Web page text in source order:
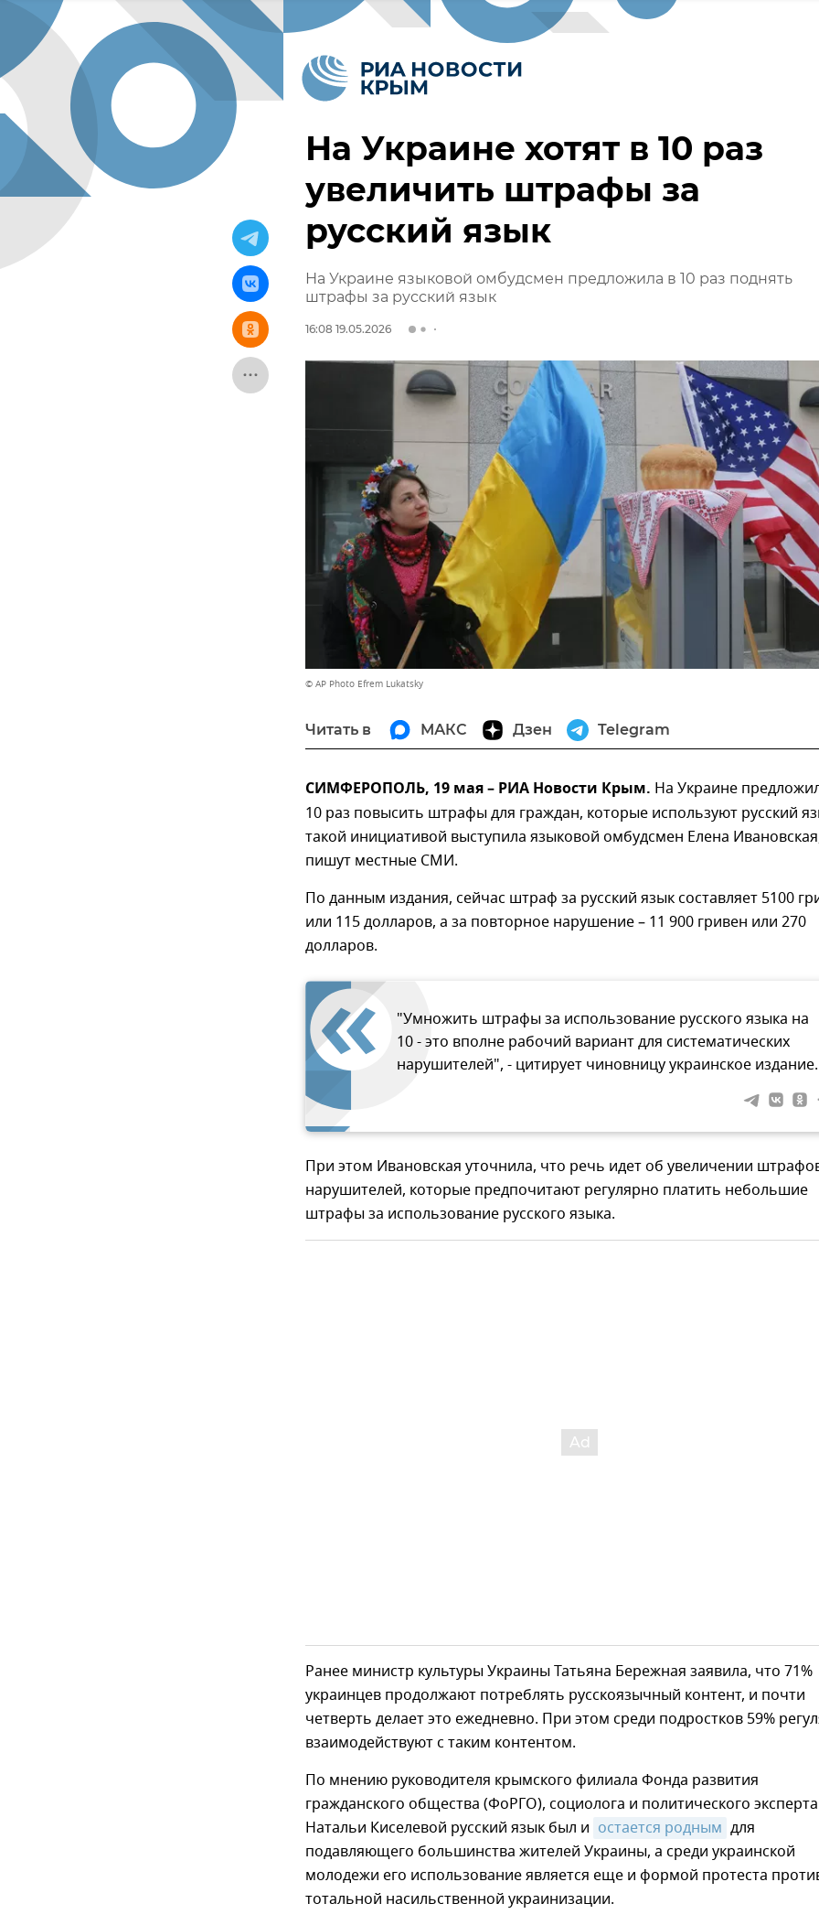
На Украине хотят в 10 раз
увеличить штрафы за
русский язык
На Украине языковой омбудсмен предложила в 10 раз поднять
штрафы за русский язык
16:08 19.05.2026
© AP Photo Efrem Lukatsky
Читать в МАКС Дзен Telegram
СИМФЕРОПОЛЬ, 19 мая – РИА Новости Крым. На Украине
10 раз повысить штрафы для граждан, которые используют русский
такой инициативой выступила языковой омбудсмен Елена
пишут местные СМИ.
По данным издания, сейчас штраф за русский язык составляет 5100
или 115 долларов, а за повторное нарушение – 11 900 гривен или 270
долларов.
"Умножить штрафы за использование русского языка на
10 - это вполне рабочий вариант для систематических
нарушителей", - цитирует чиновницу украинское издание.
При этом Ивановская уточнила, что речь идет об увеличении
нарушителей, которые предпочитают регулярно платить небольшие
штрафы за использование русского языка.
Ранее министр культуры Украины Татьяна Бережная заявила, что 71%
украинцев продолжают потреблять русскоязычный контент, и почти
четверть делает это ежедневно. При этом среди подростков 59%
взаимодействуют с таким контентом.
По мнению руководителя крымского филиала Фонда развития
гражданского общества (ФоРГО), социолога и политического эксперта
Натальи Киселевой русский язык был и остается родным для
подавляющего большинства жителей Украины, а среди украинской
молодежи его использование является еще и формой протеста
тотальной насильственной украинизации.